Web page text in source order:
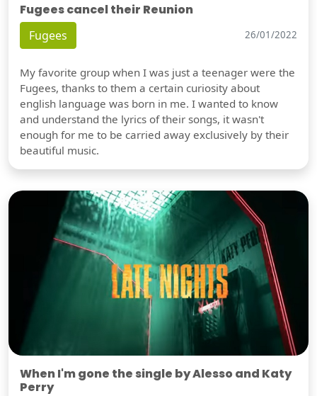
Fugees cancel their Reunion
Fugees 26/01/2022
My favorite group when I was just a teenager were the
Fugees, thanks to them a certain curiosity about
english language was born in me. I wanted to know
and understand the lyrics of their songs, it wasn't
enough for me to be carried away exclusively by their
beautiful music.
When I'm gone the single by Alesso and Katy
Perry